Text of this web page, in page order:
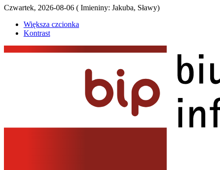
Czwartek, 2026-08-06 ( Imieniny: Jakuba, Sławy)
Większa czcionka
Kontrast